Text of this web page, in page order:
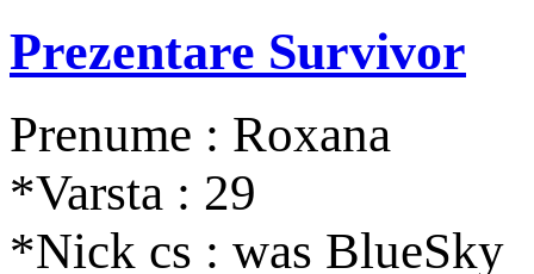
Prezentare Survivor
Prenume : Roxana
*Varsta : 29
*Nick cs : was BlueSky